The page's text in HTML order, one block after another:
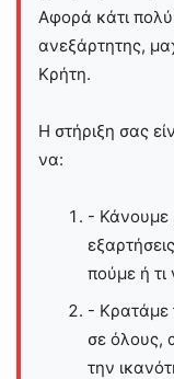
Αφορά κάτι πολύ
ανεξάρτητης,
Kρήτη.
Η στήριξη σας
να:
- Κάνουμε
πούμε ή
- Κρατάμε
σε όλους,
την